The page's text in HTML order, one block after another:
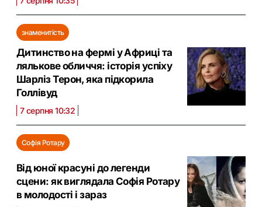
знаменитість
Дитинство на фермі у Африці та
лялькове обличчя: історія успіху
Шарліз Терон, яка підкорила
Голлівуд
7 серпня 10:32
Софія Ротару
Від юної красуні до легенди
сцени: як виглядала Софія Ротару
в молодості і зараз